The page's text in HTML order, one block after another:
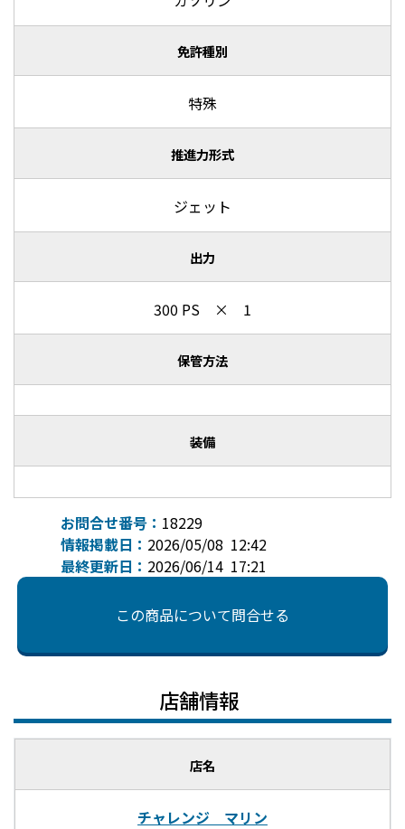
免許種別
特殊
推進力形式
ジェット
出力
300 PS × 1
保管方法
装備
お問合せ番号： 18229
情報掲載日： 2026/05/08 12:42
最終更新日： 2026/06/14 17:21
この商品について問合せる
店舗情報
店名
チャレンジ マリン